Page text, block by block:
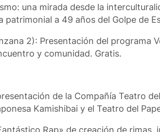
una mirada desde la
a 49 años del Golpe de
2): Presentación del programa
y comunidad. Gratis.
de la Compañía Teatro
Kamishibai y el Teatro del
Rap» de creación de rimas,